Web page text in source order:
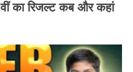
का रिजल्ट कब और कहां